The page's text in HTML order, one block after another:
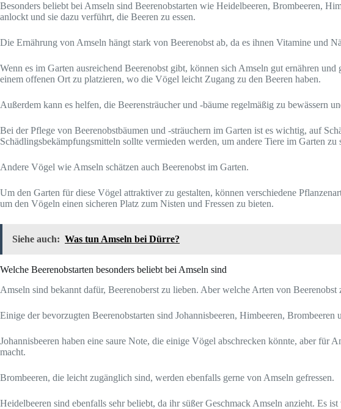
Besonders beliebt bei Amseln sind Beerenobstarten wie Heidelbeeren, Brombeeren,
anlockt und sie dazu verführt, die Beeren zu essen.
Die Ernährung von Amseln hängt stark von Beerenobst ab, da es ihnen Vitamine und
Wenn es im Garten ausreichend Beerenobst gibt, können sich Amseln gut ernähren
einem offenen Ort zu platzieren, wo die Vögel leicht Zugang zu den Beeren haben.
Außerdem kann es helfen, die Beerensträucher und -bäume regelmäßig zu bewässern
Bei der Pflege von Beerenobstbäumen und -sträuchern im Garten ist es wichtig, auf
Schädlingsbekämpfungsmitteln sollte vermieden werden, um andere Tiere im Garten zu
Andere Vögel wie Amseln schätzen auch Beerenobst im Garten.
Um den Garten für diese Vögel attraktiver zu gestalten, können verschiedene
um den Vögeln einen sicheren Platz zum Nisten und Fressen zu bieten.
Siehe auch: Was tun Amseln bei Dürre?
Welche Beerenobstarten besonders beliebt bei Amseln sind
Amseln sind bekannt dafür, Beerenoberst zu lieben. Aber welche Arten von Beerenobst
Einige der bevorzugten Beerenobstarten sind Johannisbeeren, Himbeeren, Brombeeren
Johannisbeeren haben eine saure Note, die einige Vögel abschrecken könnte, aber
macht.
Brombeeren, die leicht zugänglich sind, werden ebenfalls gerne von Amseln gefressen.
Heidelbeeren sind ebenfalls sehr beliebt, da ihr süßer Geschmack Amseln anzieht. Es